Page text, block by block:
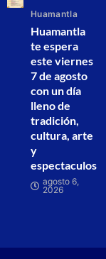
Huamantla
Huamantla
te espera
este viernes
7 de agosto
con un día
lleno de
tradición,
cultura, arte
y
espectaculos
agosto 6,
2026